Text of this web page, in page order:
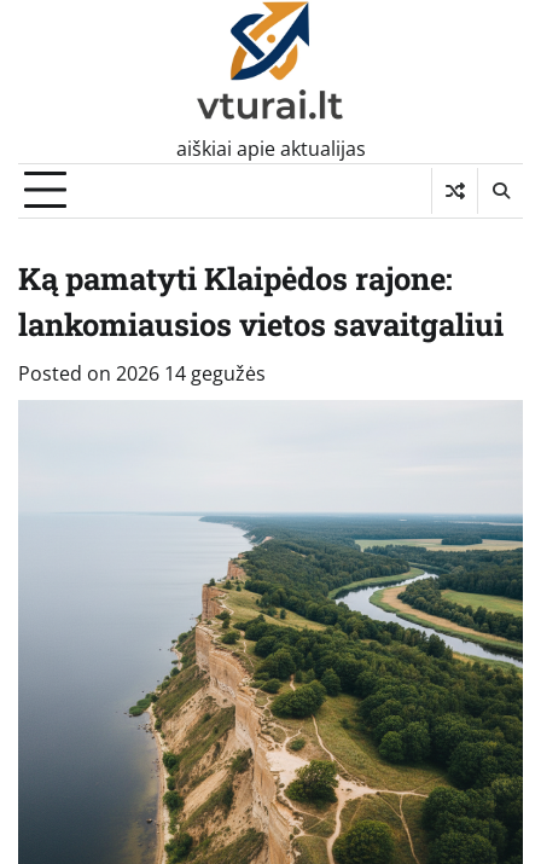
aiškiai apie aktualijas
Ką pamatyti Klaipėdos rajone:
lankomiausios vietos savaitgaliui
Posted on 2026 14 gegužės